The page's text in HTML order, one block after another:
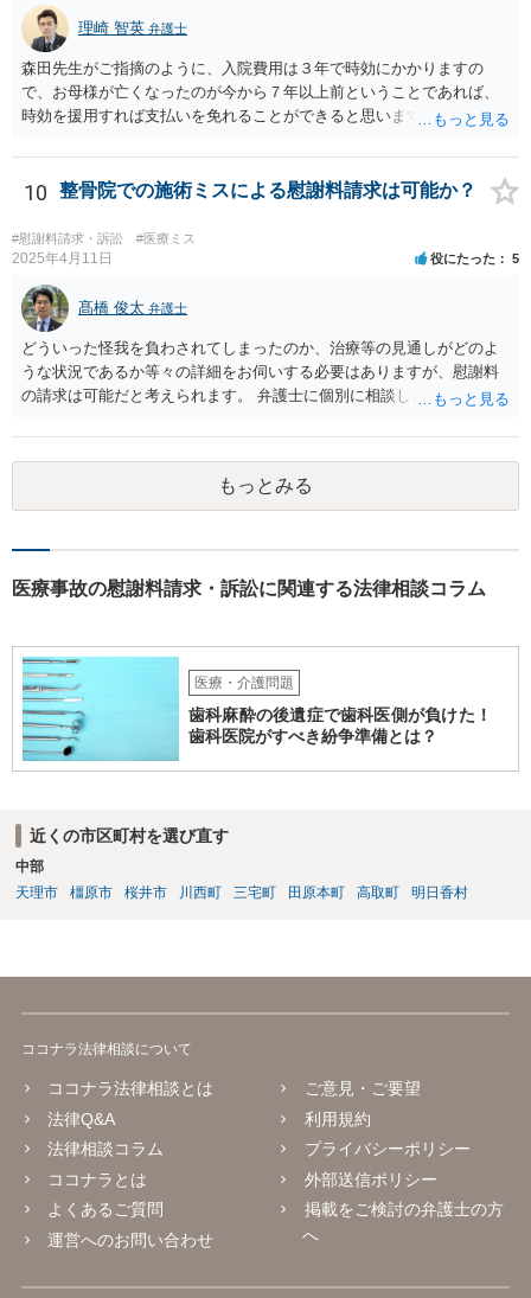
理崎 智英 弁護士
森田先生がご指摘のように、入院費用は３年で時効にかかりますの
で、お母様が亡くなったのが今から７年以上前ということであれば、
時効を援用すれば支払いを免れることができると思います。 そのた
容証明郵便を送るようにしてください。
10 整骨院での施術ミスによる慰謝料請求は可能か？
#慰謝料請求・訴訟 #医療ミス
2025年4月11日 役にたった 5
髙橋 俊太 弁護士
どういった怪我を負わされてしまったのか、治療等の見通しがどのよ
うな状況であるか等々の詳細をお伺いする必要はありますが、慰謝料
の請求は可能だと考えられます。 弁護士に個別に相談した方がよいケ
してみるとよいでしょう。
もっとみる
医療事故の慰謝料請求・訴訟に関連する法律相談コラム
医療・介護問題
歯科麻酔の後遺症で歯科医側が負けた！
歯科医院がすべき紛争準備とは？
近くの市区町村を選び直す
中部
天理市
橿原市 桜井市 川西町 三宅町 田原本町 高取町 明日香村
ココナラ法律相談について
ココナラ法律相談とは
法律Q&A
法律相談コラム
ココナラとは
よくあるご質問
運営へのお問い合わせ
ご意見・ご要望
利用規約
プライバシーポリシー
外部送信ポリシー
掲載をご検討の弁護士の方
へ